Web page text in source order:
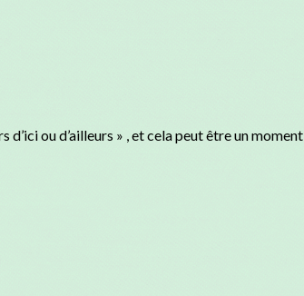
ou d’ailleurs » , et cela peut être un moment